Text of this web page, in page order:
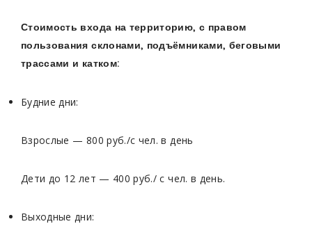
Стоимость входа на территорию, с правом
пользования склонами, подъёмниками, беговыми
трассами и катком:
Будние дни:
Взрослые — 800 руб./c чел. в день
Дети до 12 лет — 400 руб./ c чел. в день.
Выходные дни: